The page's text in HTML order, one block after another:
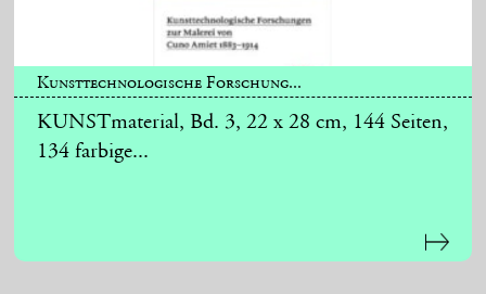
Kunsttechnologische Forschung...
KUNSTmaterial, Bd. 3, 22 x 28 cm, 144 Seiten,
134 farbige...